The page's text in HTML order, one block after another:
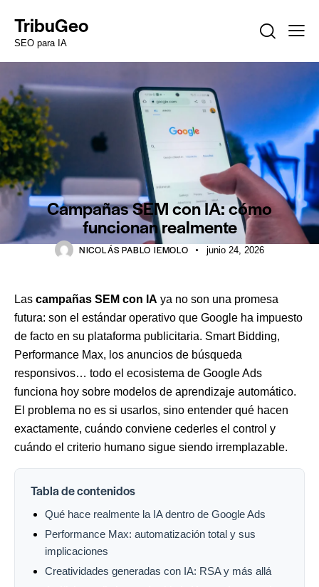
TribuGeo
SEO para IA
SEM
Campañas SEM con IA: cómo
funcionan realmente
NICOLÁS PABLO IEMOLO junio 24, 2026
Las campañas SEM con IA ya no son una promesa
futura: son el estándar operativo que Google ha impuesto
de facto en su plataforma publicitaria. Smart Bidding,
Performance Max, los anuncios de búsqueda
responsivos… todo el ecosistema de Google Ads
funciona hoy sobre modelos de aprendizaje automático.
El problema no es si usarlos, sino entender qué hacen
exactamente, cuándo conviene cederles el control y
cuándo el criterio humano sigue siendo irremplazable.
Tabla de contenidos
Qué hace realmente la IA dentro de Google Ads
Performance Max: automatización total y sus
implicaciones
Creatividades generadas con IA: RSA y más allá